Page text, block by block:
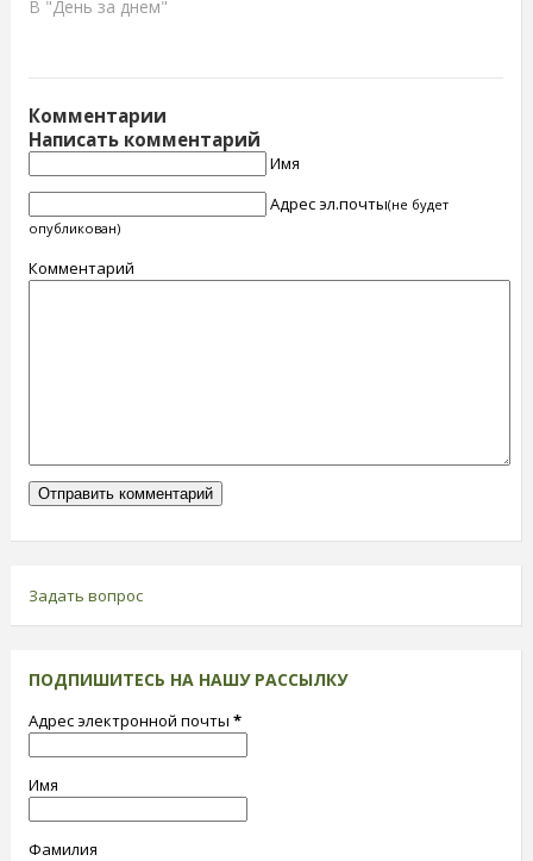
В "День за днем"
Комментарии
Написать комментарий
Имя
Адрес эл.почты(не будет
опубликован)
Комментарий
Задать вопрос
ПОДПИШИТЕСЬ НА НАШУ РАССЫЛКУ
Адрес электронной почты *
Имя
Фамилия